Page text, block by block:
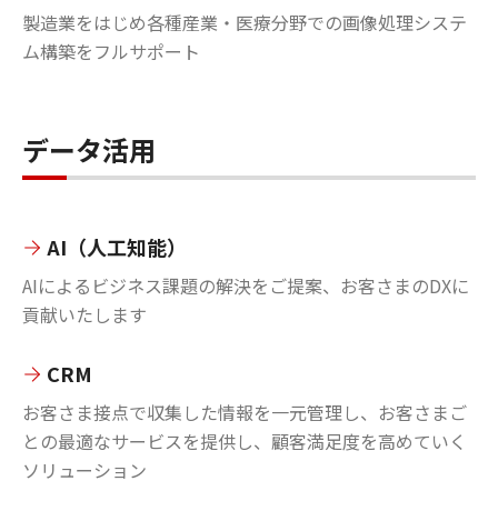
製造業をはじめ各種産業・医療分野での画像処理システ
ム構築をフルサポート
データ活用
AI（人工知能）
AIによるビジネス課題の解決をご提案、お客さまのDXに
貢献いたします
CRM
お客さま接点で収集した情報を一元管理し、お客さまご
との最適なサービスを提供し、顧客満足度を高めていく
ソリューション